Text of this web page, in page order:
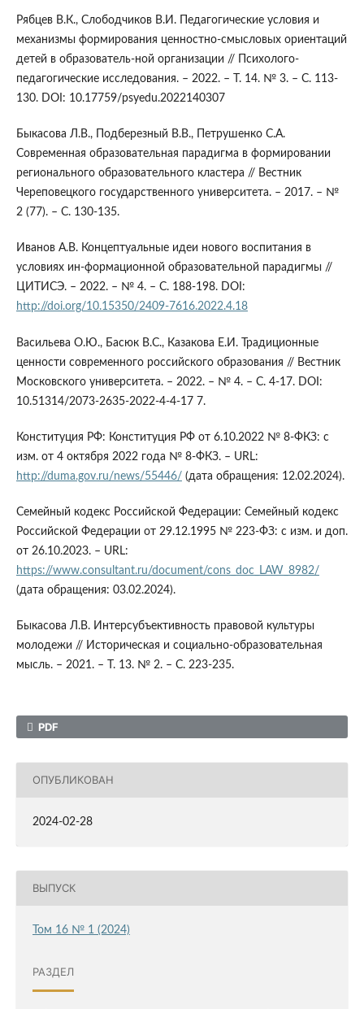
Рябцев В.К., Слободчиков В.И. Педагогические условия и
механизмы формирования ценностно-смысловых ориентаций
детей в образователь-ной организации // Психолого-
педагогические исследования. – 2022. – Т. 14. № 3. – С. 113-
130. DOI: 10.17759/psyedu.2022140307
Быкасова Л.В., Подберезный В.В., Петрушенко С.А.
Современная образовательная парадигма в формировании
регионального образовательного кластера // Вестник
Череповецкого государственного университета. – 2017. – №
2 (77). – С. 130-135.
Иванов А.В. Концептуальные идеи нового воспитания в
условиях ин-формационной образовательной парадигмы //
ЦИТИСЭ. – 2022. – № 4. – С. 188-198. DOI:
http://doi.org/10.15350/2409-7616.2022.4.18
Васильева О.Ю., Басюк В.С., Казакова Е.И. Традиционные
ценности современного российского образования // Вестник
Московского университета. – 2022. – № 4. – С. 4-17. DOI:
10.51314/2073-2635-2022-4-4-17 7.
Конституция РФ: Конституция РФ от 6.10.2022 № 8-ФКЗ: с
изм. от 4 октября 2022 года № 8-ФКЗ. – URL:
http://duma.gov.ru/news/55446/(дата обращения: 12.02.2024).
Семейный кодекс Российской Федерации: Семейный кодекс
Российской Федерации от 29.12.1995 № 223-ФЗ: с изм. и доп.
от 26.10.2023. – URL:
https://www.consultant.ru/document/cons_doc_LAW_8982/
(дата обращения: 03.02.2024).
Быкасова Л.В. Интерсубъективность правовой культуры
молодежи // Историческая и социально-образовательная
мысль. – 2021. – Т. 13. № 2. – С. 223-235.
PDF
ОПУБЛИКОВАН
2024-02-28
ВЫПУСК
Том 16 № 1 (2024)
РАЗДЕЛ